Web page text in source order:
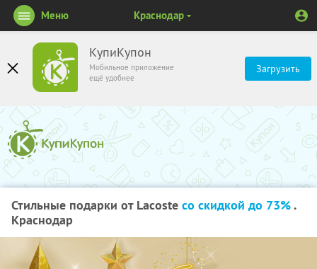
КупиКупон
Мобильное приложение
ещё удобнее
Загрузить
Меню Краснодар
Стильные подарки от Lacoste со скидкой до 73%.
Краснодар